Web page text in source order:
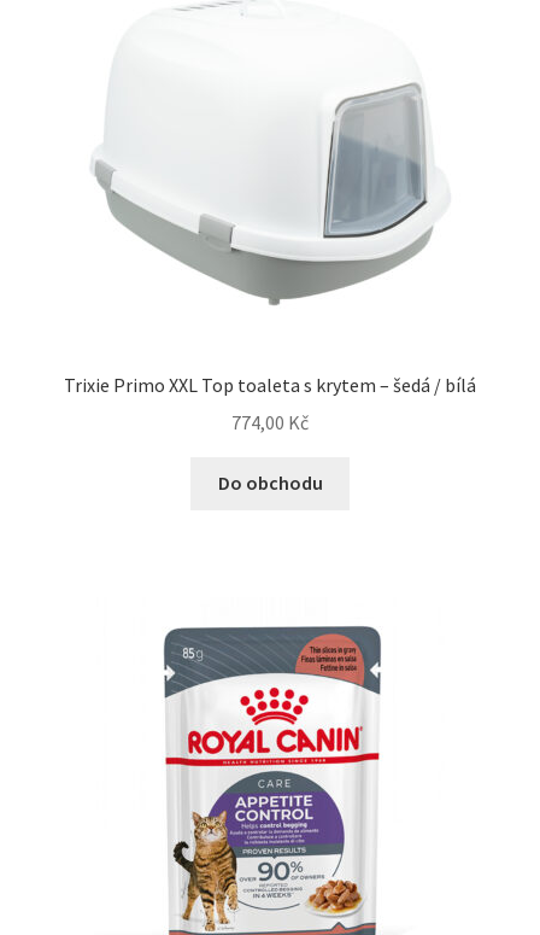
Trixie Primo XXL Top toaleta s krytem – šedá / bílá
774,00 Kč
Do obchodu